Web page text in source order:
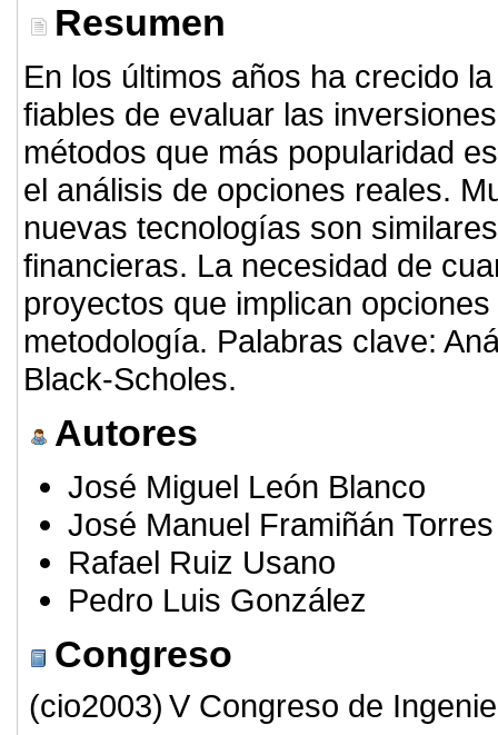
Resumen
En los últimos años ha crecido
fiables de evaluar las
métodos que más popularidad
el análisis de opciones reales.
nuevas tecnologías son
financieras. La necesidad de
proyectos que implican
metodología. Palabras clave:
Black-Scholes.
Autores
José Miguel León Blanco
José Manuel Framiñán Torres
Rafael Ruiz Usano
Pedro Luis González
Congreso
(cio2003) V Congreso de